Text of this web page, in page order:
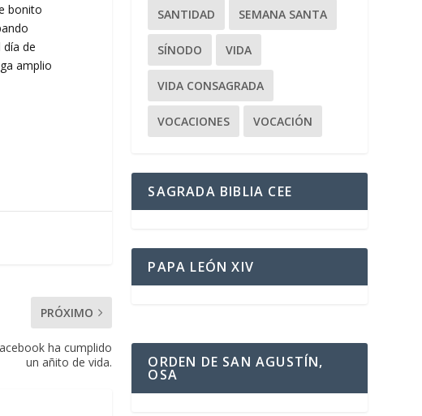
bonito
de
amplio
PRÓXIMO
ha cumplido
un añito de vida.
SANTIDAD SEMANA SANTA
SÍNODO VIDA
VIDA CONSAGRADA
VOCACIONES VOCACIÓN
SAGRADA BIBLIA CEE
PAPA LEÓN XIV
ORDEN DE SAN AGUSTÍN,
OSA